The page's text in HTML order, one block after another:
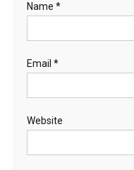
Name *
Email *
Website